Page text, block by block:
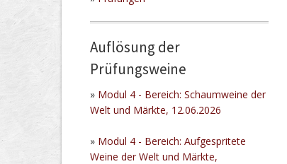
Auflösung der
Prüfungsweine
» Modul 4 - Bereich: Schaumweine der
Welt und Märkte, 12.06.2026
» Modul 4 - Bereich: Aufgespritete
Weine der Welt und Märkte,